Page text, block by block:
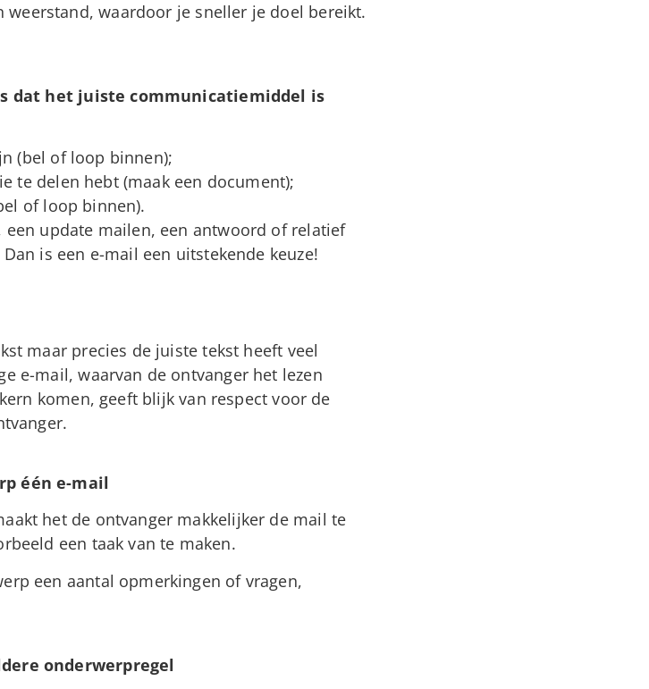
waardoor je sneller je doel bereikt.
dat het juiste communicatiemiddel is
(bel of loop binnen);
te delen hebt (maak een document);
of loop binnen).
update mailen, een antwoord of relatief
is een e-mail een uitstekende keuze!
maar precies de juiste tekst heeft veel
e-mail, waarvan de ontvanger het lezen
komen, geeft blijk van respect voor de
één e-mail
het de ontvanger makkelijker de mail te
een taak van te maken.
een aantal opmerkingen of vragen,
onderwerpregel